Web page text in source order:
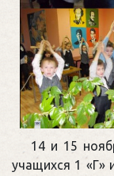
14 и 15
учащихся 1 «Г»